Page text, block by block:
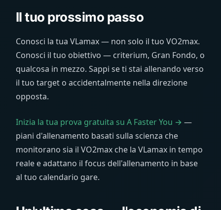
Il tuo prossimo passo
Conosci la tua VLamax — non solo il tuo VO2max.
Conosci il tuo obiettivo — criterium, Gran Fondo, o
qualcosa in mezzo. Sappi se ti stai allenando verso
il tuo target o accidentalmente nella direzione
opposta.
Inizia la tua prova gratuita su A Faster You → —
piani d'allenamento basati sulla scienza che
monitorano sia il VO2max che la VLamax in tempo
reale e adattano il focus dell'allenamento in base
al tuo calendario gare.